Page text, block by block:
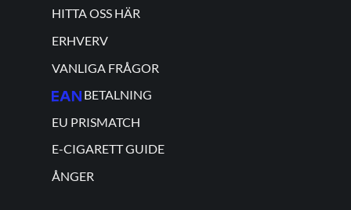
HITTA OSS HÄR
ERHVERV
VANLIGA FRÅGOR
BETALNING
EU PRISMATCH
E-CIGARETT GUIDE
ÅNGER